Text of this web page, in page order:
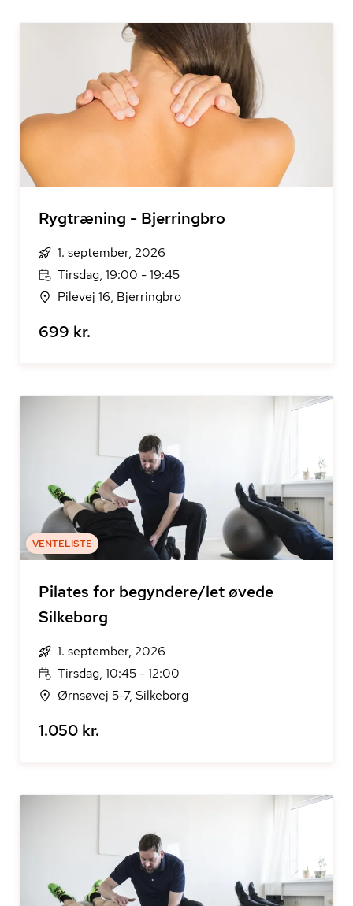
Rygtræning - Bjerringbro
1. september, 2026
Tirsdag, 19:00 - 19:45
Pilevej 16, Bjerringbro
699 kr.
VENTELISTE
Pilates for begyndere/let øvede
Silkeborg
1. september, 2026
Tirsdag, 10:45 - 12:00
Ørnsøvej 5-7, Silkeborg
1.050 kr.